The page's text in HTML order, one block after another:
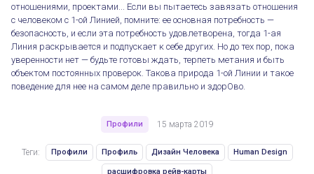
отношениями, проектами... Если вы пытаетесь завязать отношения
с человеком с 1-ой Линией, помните: ее основная потребность —
безопасность, и если эта потребность удовлетворена, тогда 1-ая
Линия раскрывается и подпускает к себе других. Но до тех пор, пока
уверенности нет — будьте готовы ждать, терпеть метания и быть
объектом постоянных проверок. Такова природа 1-ой Линии и такое
поведение для нее на самом деле правильно и здорОво.
Профили 15 марта 2019
Теги: Профили Профиль Дизайн Человека Human Design
расшифровка рейв-карты